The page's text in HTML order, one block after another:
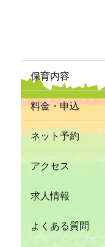
保育内容
料金・申込
ネット予約
アクセス
求人情報
よくある質問